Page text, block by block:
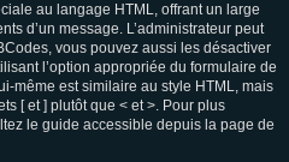
au langage HTML, offrant un large
d’un message. L’administrateur peut
vous pouvez aussi les désactiver
l’option appropriée du formulaire de
même est similaire au style HTML, mais
[ et ] plutôt que < et >. Pour plus
le guide accessible depuis la page de